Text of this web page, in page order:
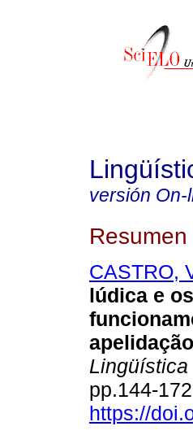
versión On-
Resumen
CASTRO,
lúdica e
Lingüística
pp.144-
https://